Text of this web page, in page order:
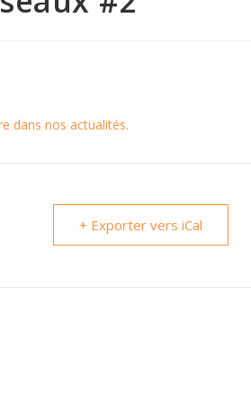
dans nos actualités.
+ Exporter vers iCal